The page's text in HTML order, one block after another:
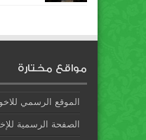
مواقع مختارة
الموقع الرسمي
الصفحة الرسمية